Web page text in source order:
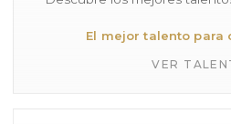
El mejor talento para
VER